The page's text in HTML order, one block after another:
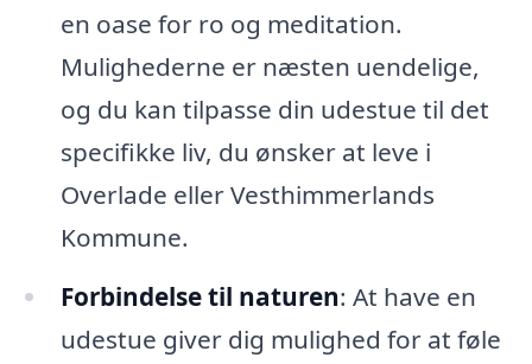
en oase for ro og meditation.
Mulighederne er næsten uendelige,
og du kan tilpasse din udestue til det
specifikke liv, du ønsker at leve i
Overlade eller Vesthimmerlands
Kommune.
Forbindelse til naturen: At have en
udestue giver dig mulighed for at føle